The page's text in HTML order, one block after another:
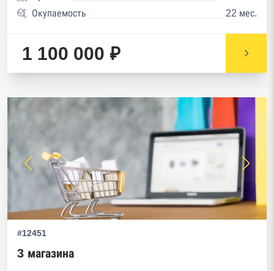
Окупаемость
22 мес.
1 100 000 ₽
#12451
3 магазина